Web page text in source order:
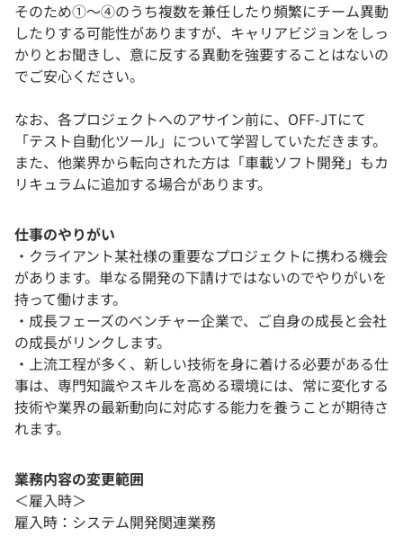
そのため①～④のうち複数を兼任したり頻繁にチーム異動
したりする可能性がありますが、キャリアビジョンをしっ
かりとお聞きし、意に反する異動を強要することはないの
でご安心ください。
なお、各プロジェクトへのアサイン前に、OFF-JTにて
「テスト自動化ツール」について学習していただきます。
また、他業界から転向された方は「車載ソフト開発」もカ
リキュラムに追加する場合があります。
仕事のやりがい
・クライアント某社様の重要なプロジェクトに携わる機会
があります。単なる開発の下請けではないのでやりがいを
持って働けます。
・成長フェーズのベンチャー企業で、ご自身の成長と会社
の成長がリンクします。
・上流工程が多く、新しい技術を身に着ける必要がある仕
事は、専門知識やスキルを高める環境には、常に変化する
技術や業界の最新動向に対応する能力を養うことが期待さ
れます。
業務内容の変更範囲
＜雇入時＞
雇入時：システム開発関連業務